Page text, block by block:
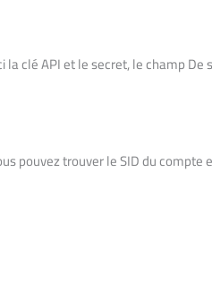
clé API et le secret, le champ De
pouvez trouver le SID du